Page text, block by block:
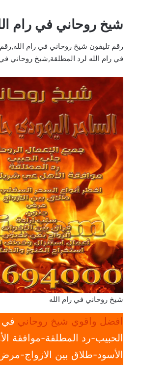
شيخ روحاني في رام
رقم تليفون شيخ روحاني في رام
في رام الله لرد المطلقة,شيخ روحاني في
شيخ روحاني في رام الله
افضل واقوي شيخ روحاني في
الحبيب-رد المطلقة-موافقة
الأسود-طلاق بين الازواج-